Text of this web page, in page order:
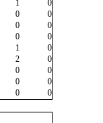
1
0
0
0
0
0
0
0
1
0
2
0
0
0
0
0
0
0